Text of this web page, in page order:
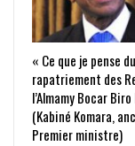
« Ce que je pense du
rapatriement des
l’Almamy Bocar
(Kabiné Komara,
Premier ministre)